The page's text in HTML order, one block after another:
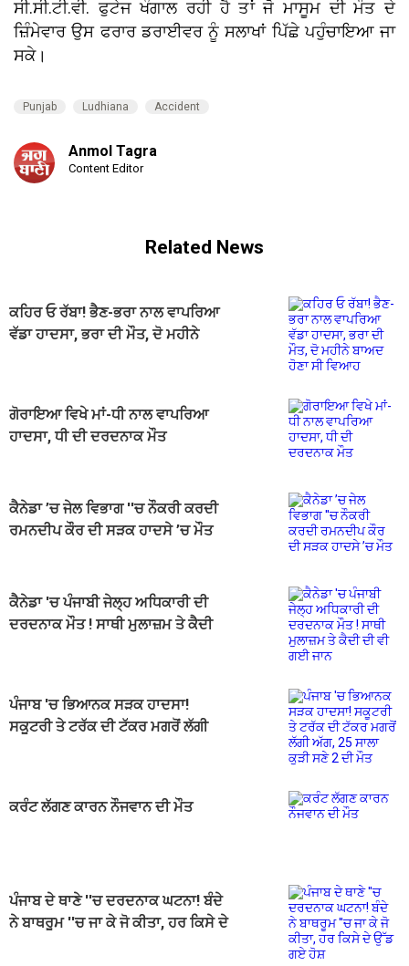
ਸੀ.ਸੀ.ਟੀ.ਵੀ. ਫੁਟੇਜ ਖੰਗਾਲ ਰਹੀ ਹੈ ਤਾਂ ਜੋ ਮਾਸੂਮ ਦੀ ਮੌਤ ਦੇ
ਜ਼ਿੰਮੇਵਾਰ ਉਸ ਫਰਾਰ ਡਰਾਈਵਰ ਨੂੰ ਸਲਾਖਾਂ ਪਿੱਛੇ ਪਹੁੰਚਾਇਆ ਜਾ
ਸਕੇ।
Punjab Ludhiana Accident
Anmol Tagra
Content Editor
Related News
ਕਹਿਰ ਓ ਰੱਬਾ! ਭੈਣ-ਭਰਾ ਨਾਲ ਵਾਪਰਿਆ
ਵੱਡਾ ਹਾਦਸਾ, ਭਰਾ ਦੀ ਮੌਤ, ਦੋ ਮਹੀਨੇ
ਗੋਰਾਇਆ ਵਿਖੇ ਮਾਂ-ਧੀ ਨਾਲ ਵਾਪਰਿਆ
ਹਾਦਸਾ, ਧੀ ਦੀ ਦਰਦਨਾਕ ਮੌਤ
ਕੈਨੇਡਾ ’ਚ ਜੇਲ ਵਿਭਾਗ ''ਚ ਨੌਕਰੀ ਕਰਦੀ
ਰਮਨਦੀਪ ਕੌਰ ਦੀ ਸੜਕ ਹਾਦਸੇ ’ਚ ਮੌਤ
ਕੈਨੇਡਾ 'ਚ ਪੰਜਾਬੀ ਜੇਲ੍ਹ ਅਧਿਕਾਰੀ ਦੀ
ਦਰਦਨਾਕ ਮੌਤ ! ਸਾਥੀ ਮੁਲਾਜ਼ਮ ਤੇ ਕੈਦੀ
ਪੰਜਾਬ 'ਚ ਭਿਆਨਕ ਸੜਕ ਹਾਦਸਾ!
ਸਕੂਟਰੀ ਤੇ ਟਰੱਕ ਦੀ ਟੱਕਰ ਮਗਰੋਂ ਲੱਗੀ
ਕਰੰਟ ਲੱਗਣ ਕਾਰਨ ਨੌਜਵਾਨ ਦੀ ਮੌਤ
ਪੰਜਾਬ ਦੇ ਥਾਣੇ ''ਚ ਦਰਦਨਾਕ ਘਟਨਾ! ਬੰਦੇ
ਨੇ ਬਾਥਰੂਮ ''ਚ ਜਾ ਕੇ ਜੋ ਕੀਤਾ, ਹਰ ਕਿਸੇ ਦੇ